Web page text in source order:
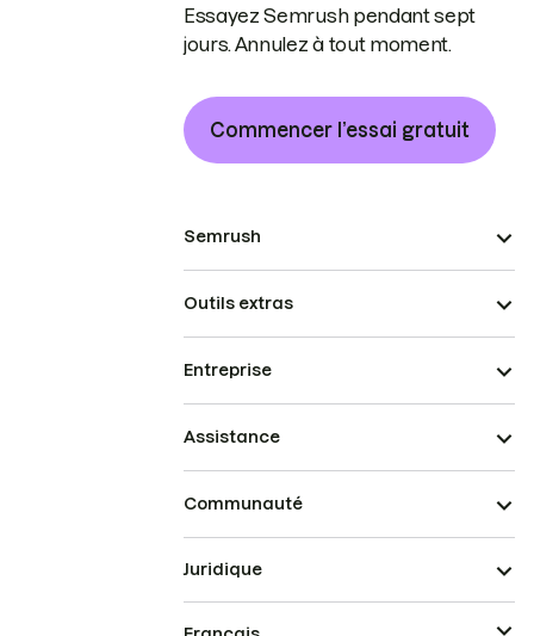
Essayez Semrush pendant sept
jours. Annulez à tout moment.
Commencer l’essai gratuit
Semrush
Outils extras
Entreprise
Assistance
Communauté
Juridique